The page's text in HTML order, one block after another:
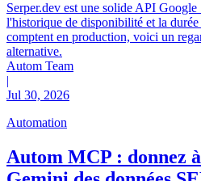
Serper.dev est une solide API
l'historique de disponibilité et la
comptent en production, voici un
alternative.
Autom Team
|
Jul 30, 2026
Automation
Autom MCP : donnez